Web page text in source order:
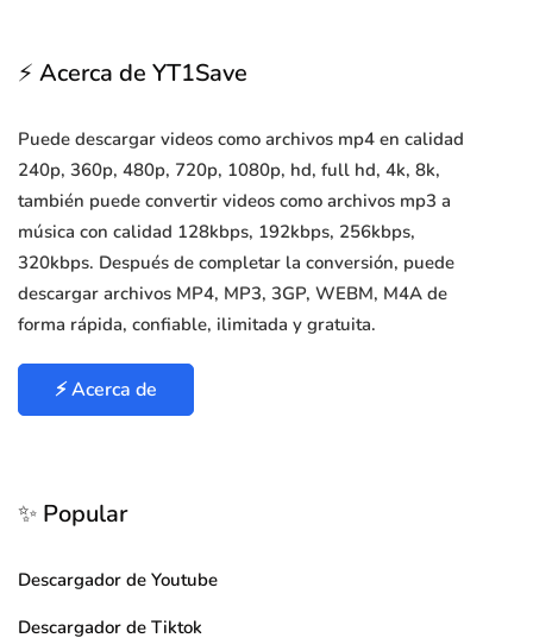
⚡ Acerca de YT1Save
Puede descargar videos como archivos mp4 en calidad
240p, 360p, 480p, 720p, 1080p, hd, full hd, 4k, 8k,
también puede convertir videos como archivos mp3 a
música con calidad 128kbps, 192kbps, 256kbps,
320kbps. Después de completar la conversión, puede
descargar archivos MP4, MP3, 3GP, WEBM, M4A de
forma rápida, confiable, ilimitada y gratuita.
⚡ Acerca de
✨ Popular
Descargador de Youtube
Descargador de Tiktok